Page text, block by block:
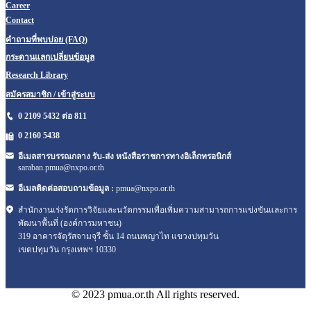
Career
Contact
คำถามที่พบบ่อย (FAQ)
กระดานแลกเปลี่ยนข้อมูล
Research Library
สมัครสมาชิก / เข้าสู่ระบบ
0 2109 5432 ต่อ 811
0 2160 5438
อีเมลสารบรรณกลาง รับ-ส่ง หนังสือราชการทางอิเล็กทรอนิกส์
saraban.pmua@nxpo.or.th
อีเมลติดต่อสอบถามข้อมูล : pmua@nxpo.or.th
สำนักงานเร่งรัดการวิจัยและนวัตกรรมเพื่อเพิ่มความสามารถการแข่งขันและการ
พัฒนาพื้นที่ (องค์การมหาชน)
319 อาคารจัตุรัสจามจุรี ชั้น 14 ถนนพญาไท แขวงปทุมวัน
เขตปทุมวัน กรุงเทพฯ 10330
© 2023 pmua.or.th All rights reserved.